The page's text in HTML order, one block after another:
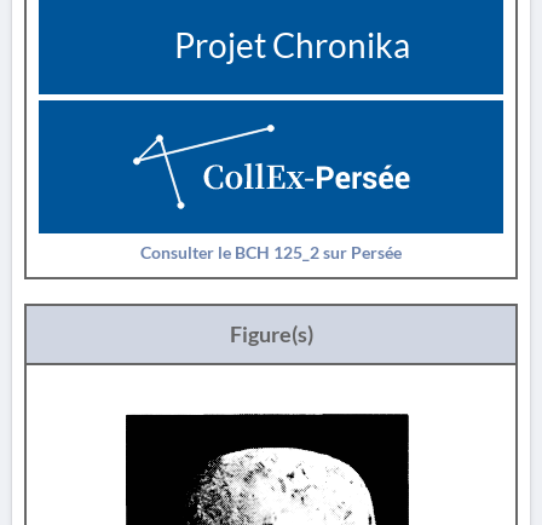
Projet Chronika
Consulter le BCH 125_2 sur Persée
Figure(s)